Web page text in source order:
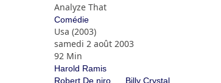
Analyze That
Comédie
Usa (2003)
samedi 2 août 2003
92 Min
Harold Ramis
Robert De niro Billy Crystal